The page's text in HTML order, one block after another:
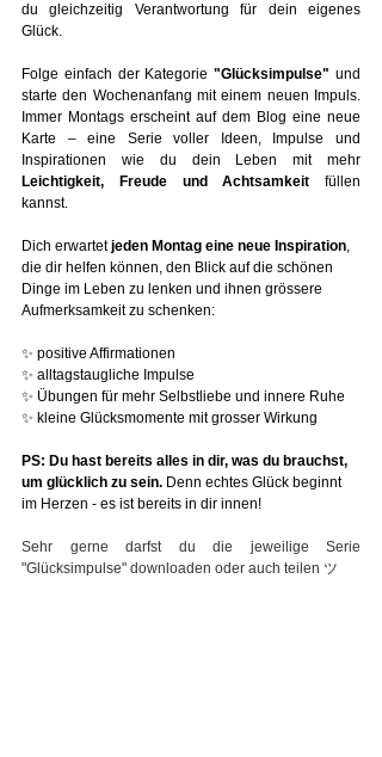
du gleichzeitig Verantwortung für dein eigenes
Glück.
Folge einfach der Kategorie "Glücksimpulse" und
starte den Wochenanfang mit einem neuen Impuls.
Immer Montags erscheint auf dem Blog eine neue
Karte – eine Serie voller Ideen, Impulse und
Leichtigkeit, Freude und Achtsamkeit füllen
kannst.
Dich erwartet jeden Montag eine neue Inspiration,
die dir helfen können, den Blick auf die schönen
Dinge im Leben zu lenken und ihnen grössere
Aufmerksamkeit zu schenken:
✨ positive Affirmationen
✨ alltagstaugliche Impulse
✨ Übungen für mehr Selbstliebe und innere Ruhe
✨ kleine Glücksmomente mit grosser Wirkung
PS: Du hast bereits alles in dir, was du brauchst,
um glücklich zu sein. Denn echtes Glück beginnt
im Herzen - es ist bereits in dir innen!
Sehr gerne darfst du die jeweilige Serie
"Glücksimpulse" downloaden oder auch teilen ツ